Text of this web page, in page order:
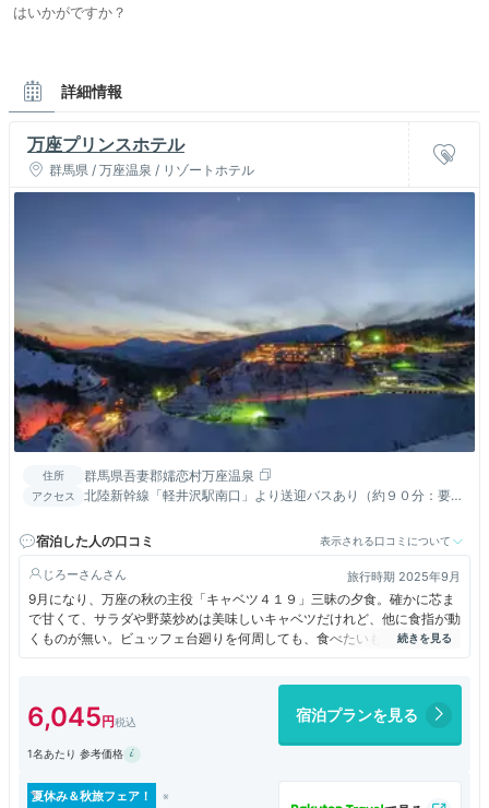
はいかがですか？
詳細情報
万座プリンスホテル
群馬県 / 万座温泉 / リゾートホテル
住所 群馬県吾妻郡嬬恋村万座温泉
アクセス
北陸新幹線「軽井沢駅南口」より送迎バスあり（約９０分：要事
宿泊した人の口コミ
表示される口コミについて
じろーさん 旅行時期 2025年9月
9月になり、万座の秋の主役「キャベツ４１９」三昧の夕食。確かに芯ま
で甘くて、サラダや野菜炒めは美味しいキャベツだけれど、他に食指が動
くものが無い。ビュッフェ台廻りを何周しても、食べたいものが無い！結
局、取ってきたのはキャベツ料理ばかり。ただ、それでも飽きてしまい、
流石に温泉は良かった。
6,045 宿泊プランを見る
1名あたり 参考価格
夏休み＆秋旅フェア！